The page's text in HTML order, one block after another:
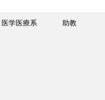
医学医療系 助教